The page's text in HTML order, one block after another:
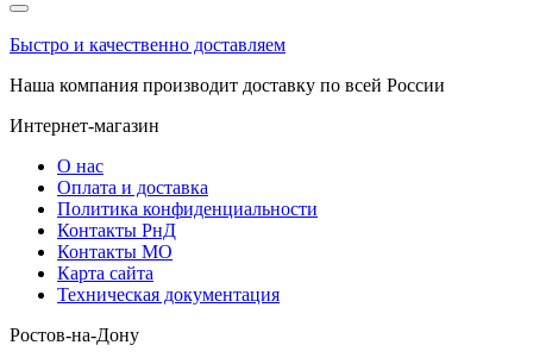
Быстро и качественно доставляем
Наша компания производит доставку по всей России
Интернет-магазин
О нас
Оплата и доставка
Политика конфиденциальности
Контакты РнД
Контакты МО
Карта сайта
Техническая документация
Ростов-на-Дону